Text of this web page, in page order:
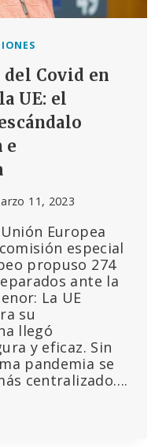
Covid en
UE: el
e
11, 2023
Europea
especial
propuso 274
ante la
La UE
su
llegó
y eficaz. Sin
pandemia se
centralizado….